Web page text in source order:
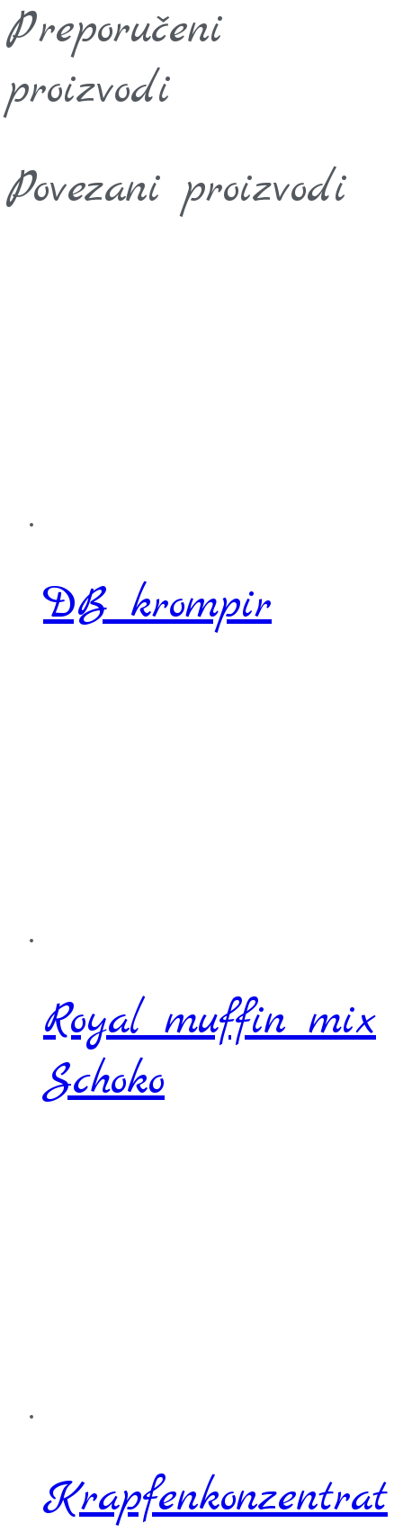
Preporučeni
proizvodi
Povezani proizvodi
DB krompir
Royal muffin mix
Schoko
Krapfenkonzentrat